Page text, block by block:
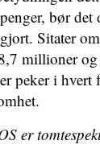
bør det
Sitater
millioner
peker i hvert
er